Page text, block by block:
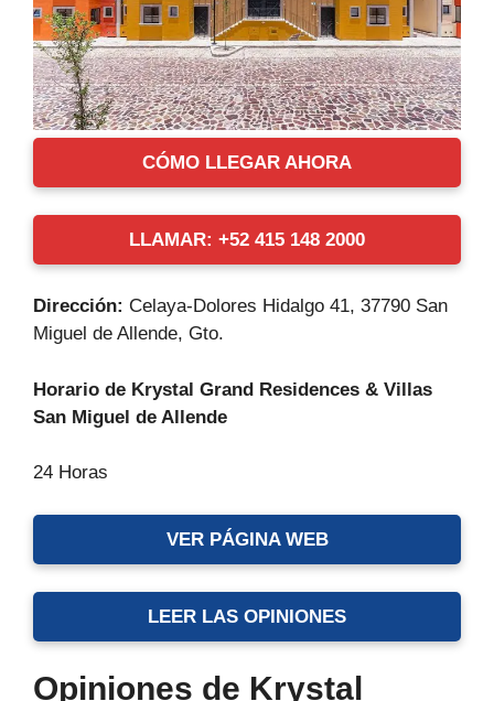
CÓMO LLEGAR AHORA
LLAMAR: +52 415 148 2000
Dirección: Celaya-Dolores Hidalgo 41, 37790 San
Miguel de Allende, Gto.
Horario de Krystal Grand Residences & Villas
San Miguel de Allende
24 Horas
VER PÁGINA WEB
LEER LAS OPINIONES
Opiniones de Krystal